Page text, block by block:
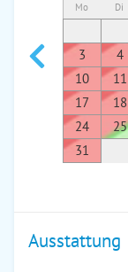
Mo Di
3
4
10
11
17
18
24
25
31
Ausstattung